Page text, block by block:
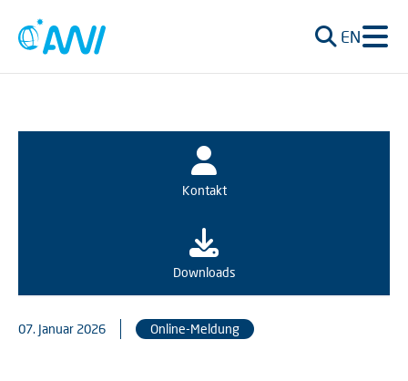
EN
Kontakt
Downloads
07. Januar 2026 Online-Meldung